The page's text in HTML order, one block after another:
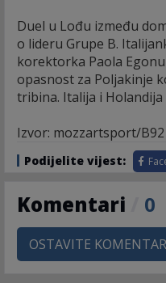
Duel u Lođu između
o lideru Grupe B.
korektorka Paola
opasnost za Poljakinje
tribina. Italija i
Izvor: mozzartsport/B92
Podijelite vijest:
Komentari 0
OSTAVITE KOMENTAR